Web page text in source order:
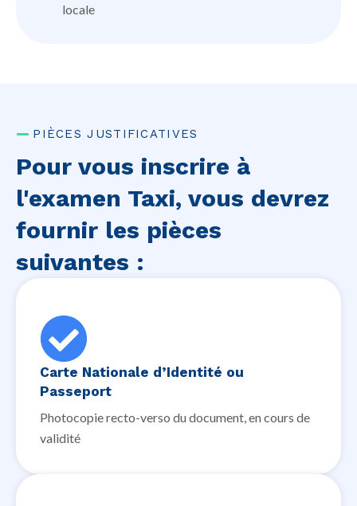
locale
PIÈCES JUSTIFICATIVES
Pour vous inscrire à
l'examen Taxi, vous devrez
fournir les pièces
suivantes :
Carte Nationale d’Identité ou
Passeport
Photocopie recto-verso du document, en cours de
validité